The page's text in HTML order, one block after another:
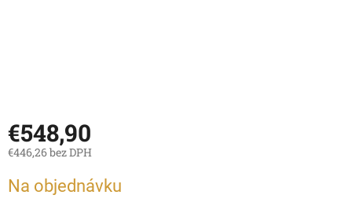
€548,90
€446,26 bez DPH
cena:
Na objednávku